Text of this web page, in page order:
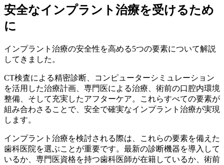
安全なインプラント治療を受けるため
に
インプラント治療の安全性を高める5つの要素について解説
してきました。
CT検査による精密診断、コンピューターシミュレーション
を活用した治療計画、専門医による治療、術前の口腔内環境
整備、そして充実したアフターケア。これらすべての要素が
組み合わさることで、安全で確実なインプラント治療が実現
します。
インプラント治療を検討される際は、これらの要素を備えた
歯科医院を選ぶことが重要です。最新の診断機器を導入して
いるか、専門医資格を持つ歯科医師が在籍しているか、術前